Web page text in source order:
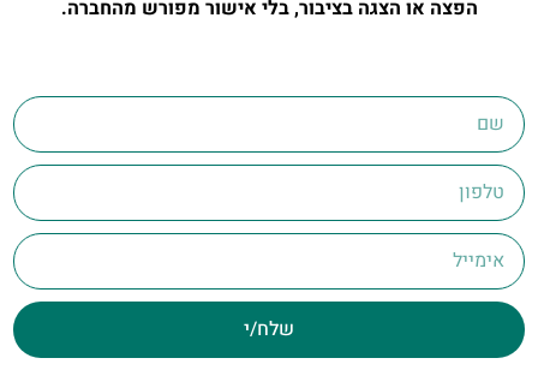
הפצה או הצגה בציבור, בלי אישור מפורש מהחברה.
שלח/י